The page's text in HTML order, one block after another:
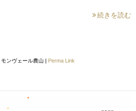
続きを読む
モンヴェール農山 Perma Link